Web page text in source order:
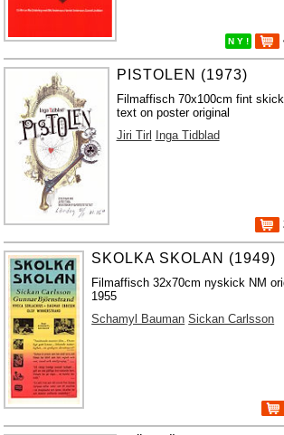
N Y !
PISTOLEN (1973)
Filmaffisch 70x100cm fint
text on poster original
Jiri Tirl
Inga Tidblad
SKOLKA SKOLAN (1949)
Filmaffisch 32x70cm nyskick NM
1955
Schamyl Bauman Sickan Carlsson